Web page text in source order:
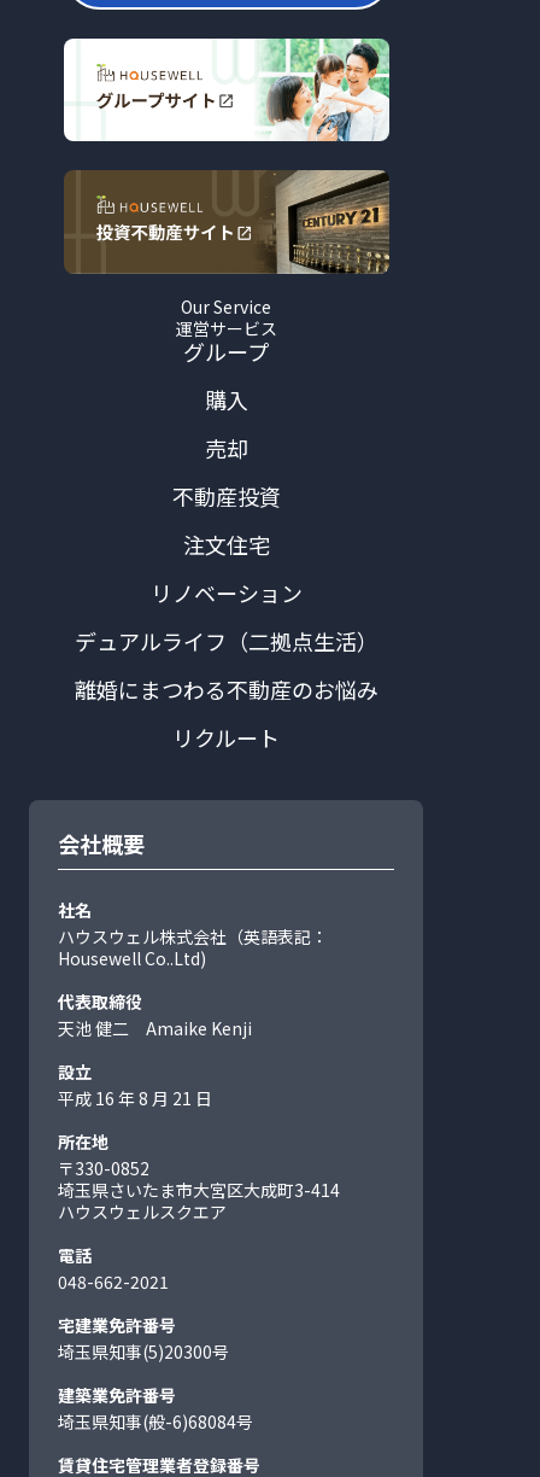
Our Service
運営サービス
グループ
購入
売却
不動産投資
注文住宅
リノベーション
デュアルライフ（二拠点生活）
離婚にまつわる不動産のお悩み
リクルート
会社概要
社名
ハウスウェル株式会社（英語表記：
Housewell Co..Ltd)
代表取締役
天池 健二 Amaike Kenji
設立
平成 16 年 8 月 21 日
所在地
〒330-0852
埼玉県さいたま市大宮区大成町3-414
ハウスウェルスクエア
電話
048-662-2021
宅建業免許番号
埼玉県知事(5)20300号
建築業免許番号
埼玉県知事(般-6)68084号
賃貸住宅管理業者登録番号